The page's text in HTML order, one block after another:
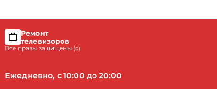
Ремонт
телевизоров
Все правы защищены (с)
Ежедневно, с 10:00 до 20:00